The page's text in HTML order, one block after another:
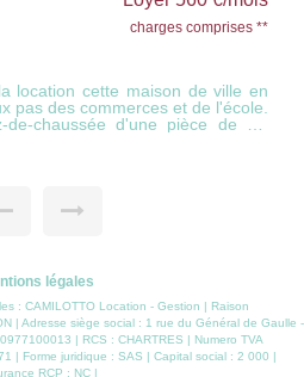
en
Nous vous proposons à la
centre de coulombs à deux pas des commerces et de l'école.
Elle se compose au rez-de-chaussée
propose une pièce idéale
légales
: CAMILOTTO Location - Gestion | Raison
| Adresse siège social : 1 rue du Général de Gaulle -
| RCS : CHARTRES | Numero TVA
| Forme juridique : SAS | Capital social : 2 000 |
RCP : NC |